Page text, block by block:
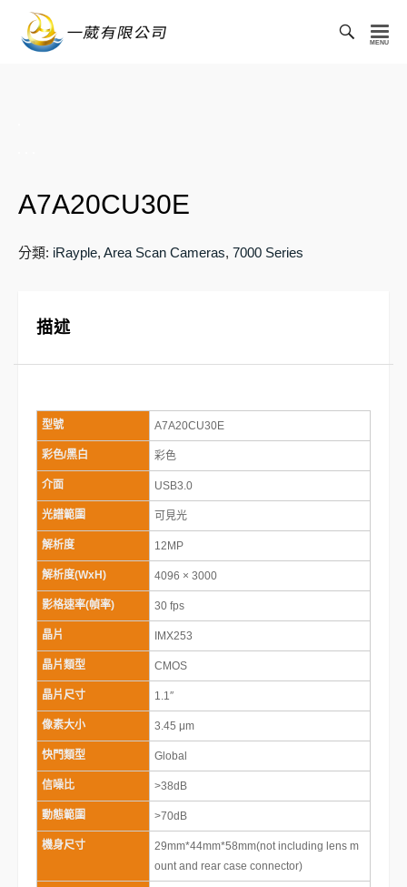
A7A20CU30E
分類: iRayple, Area Scan Cameras, 7000 Series
描述
型號 A7A20CU30E
彩色/黑白 彩色
介面 USB3.0
光譜範圍 可見光
解析度 12MP
解析度(WxH) 4096 × 3000
影格速率(幀率) 30 fps
晶片 IMX253
晶片類型 CMOS
晶片尺寸 1.1″
像素大小 3.45 μm
快門類型 Global
信噪比 >38dB
動態範圍 >70dB
機身尺寸
29mm*44mm*58mm(not including lens m
ount and rear case connector)